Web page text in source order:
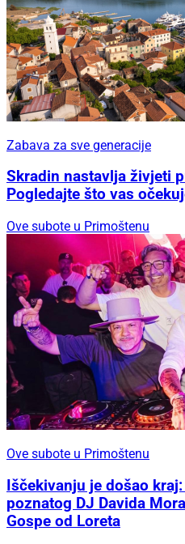
Zabava za sve generacije
Skradin nastavlja živjeti
Pogledajte što vas
Ove subote u Primoštenu
Ove subote u Primoštenu
Iščekivanju je došao
poznatog DJ Davida
Gospe od Loreta